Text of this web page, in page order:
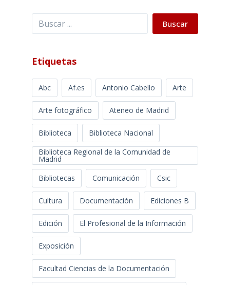
Buscar Buscar
Etiquetas
Abc Af.es Antonio Cabello Arte
Arte fotográfico Ateneo de Madrid
Biblioteca
Biblioteca Nacional
Biblioteca Regional de la Comunidad de
Madrid
Bibliotecas
Comunicación Csic
Cultura Documentación Ediciones B
Edición El Profesional de la Información
Exposición
Facultad Ciencias de la Documentación